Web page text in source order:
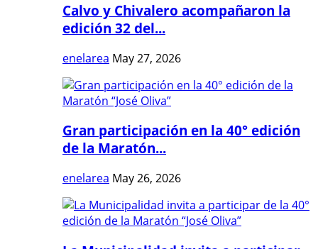
Calvo y Chivalero acompañaron la
edición 32 del...
enelarea May 27, 2026
Gran participación en la 40° edición
de la Maratón...
enelarea May 26, 2026